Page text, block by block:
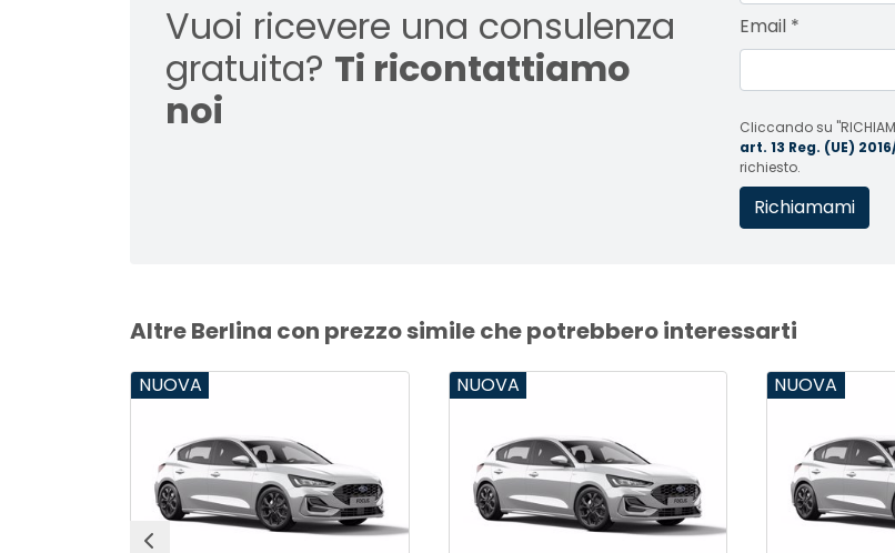
Vuoi ricevere una consulenza
gratuita? Ti ricontattiamo
noi
Email *
Cliccando su
art. 13 Reg. (UE)
richiesto.
Altre Berlina con prezzo simile che potrebbero interessarti
NUOVA NUOVA NUOVA